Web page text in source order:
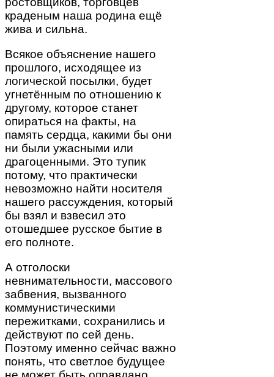
краденым наша родина ещё
жива и сильна.
Всякое объяснение нашего
прошлого, исходящее из
логической посылки, будет
угнетённым по отношению к
другому, которое станет
опираться на факты, на
память сердца, какими бы они
ни были ужасными или
драгоценными. Это тупик
потому, что практически
невозможно найти носителя
нашего рассуждения, который
бы взял и взвесил это
отошедшее русское бытие в
его полноте.
А отголоски
невнимательности, массового
забвения, вызванного
коммунистическими
пережитками, сохранились и
действуют по сей день.
Поэтому именно сейчас важно
понять, что светлое будущее